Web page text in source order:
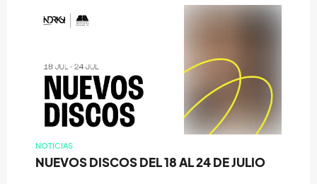
NOTICIAS
NUEVOS DISCOS DEL 18 AL 24 DE JULIO